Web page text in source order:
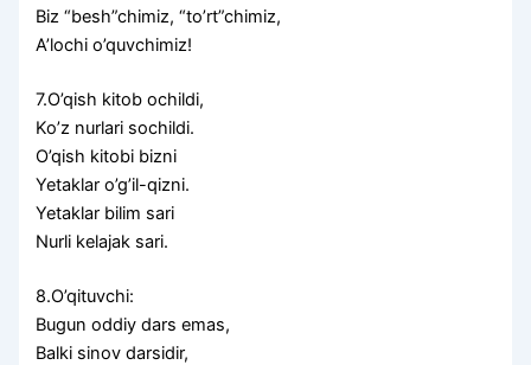
Biz “besh”chimiz, “to’rt”chimiz,
A’lochi o’quvchimiz!
7.O’qish kitob ochildi,
Ko’z nurlari sochildi.
O’qish kitobi bizni
Yetaklar o’g’il-qizni.
Yetaklar bilim sari
Nurli kelajak sari.
8.O’qituvchi:
Bugun oddiy dars emas,
Balki sinov darsidir,